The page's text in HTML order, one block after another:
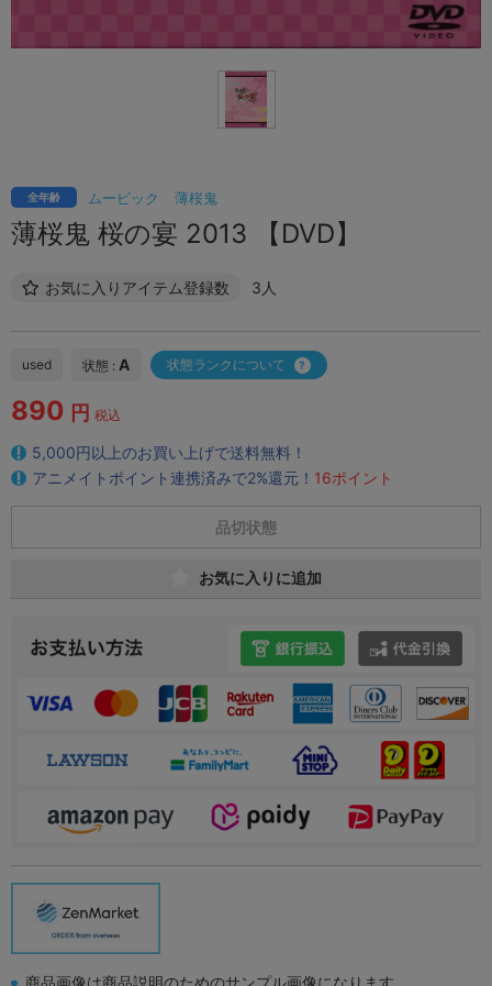
ムービック 薄桜鬼
全年齢
薄桜鬼 桜の宴 2013 【DVD】
お気に入りアイテム登録数 3人
used 状態 : A 状態ランクについて
890 円 税込
5,000円以上のお買い上げで送料無料！
アニメイトポイント連携済みで2%還元！ 16ポイント
品切状態
お気に入りに追加